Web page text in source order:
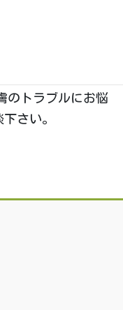
のトラブルにお悩
さい。